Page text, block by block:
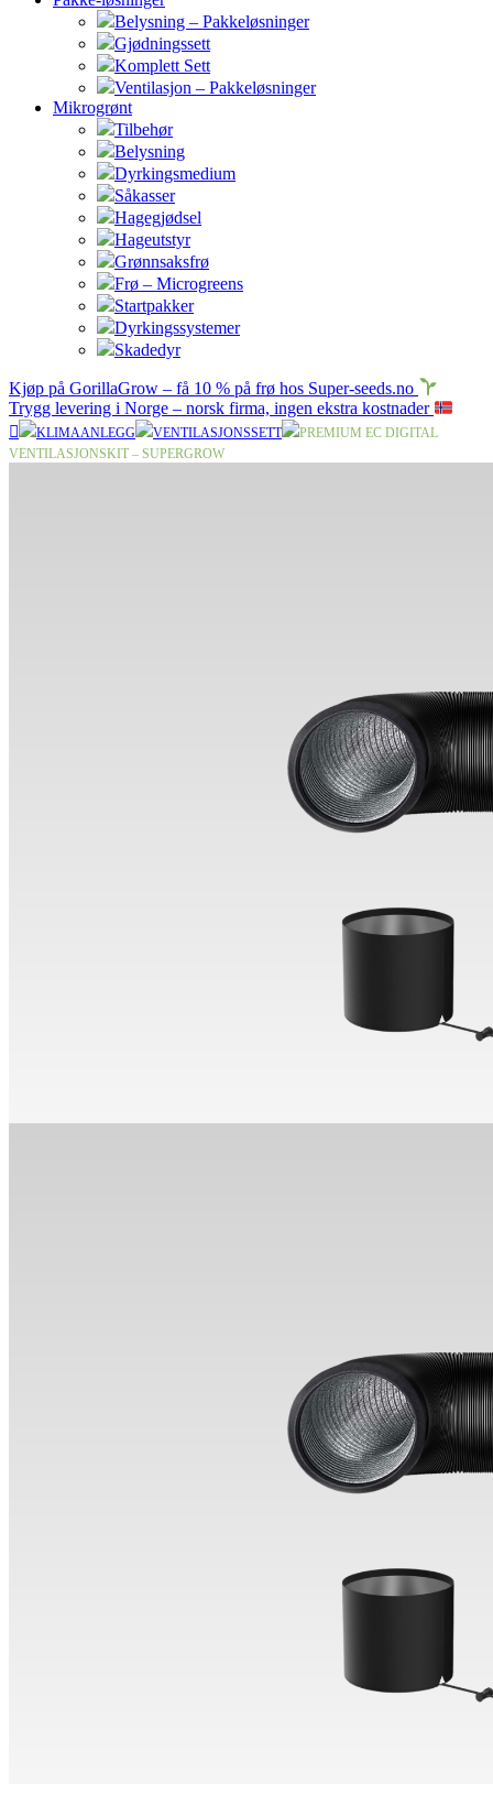
Belysning – Pakkeløsninger
Gjødningssett
Komplett Sett
Ventilasjon – Pakkeløsninger
Mikrogrønt
Tilbehør
Belysning
Dyrkingsmedium
Såkasser
Hagegjødsel
Hageutstyr
Grønnsaksfrø
Frø – Microgreens
Startpakker
Dyrkingssystemer
Skadedyr
Kjøp på GorillaGrow – få 10 % på frø hos Super-seeds.no
Trygg levering i Norge – norsk firma, ingen ekstra kostnader
KLIMAANLEGG VENTILASJONSSETT
PREMIUM EC DIGITAL
VENTILASJONSKIT – SUPERGROW